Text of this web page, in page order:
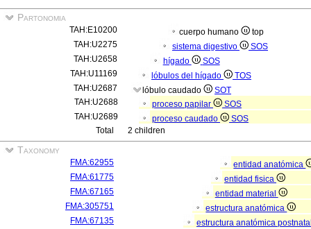
Partonomia
TAH:E10200 cuerpo humano
top
TAH:U2275
sistema digestivo
SOS
TAH:U2658
hígado
SOS
TAH:U11169
lóbulos del hígado
TOS
TAH:U2687
lóbulo caudado
SOT
TAH:U2688
proceso papilar
SOS
TAH:U2689
proceso caudado
SOS
Total
2 children
Taxonomy
FMA:62955
entidad anatómica
FMA:61775
entidad fisica
FMA:67165
entidad material
FMA:305751
estructura anatómica
FMA:67135
estructura anatómica